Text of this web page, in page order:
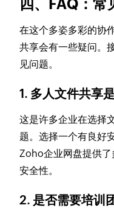
四、FAQ：常
在这个多姿多彩的协
共享会有一些疑问。
见问题。
1. 多人文件共享
这是许多企业在选择
题。选择一个有良好
Zoho企业网盘提供
安全性。
2. 是否需要培训